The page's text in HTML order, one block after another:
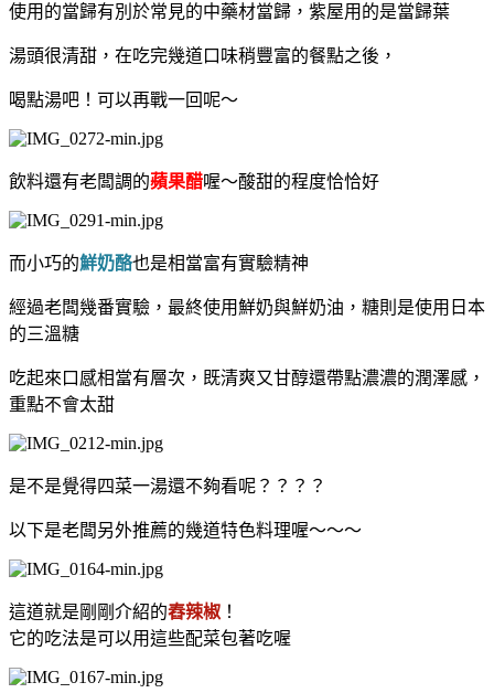
使用的當歸有別於常見的中藥材當歸，紫屋用的是當歸葉
湯頭很清甜，在吃完幾道口味稍豐富的餐點之後，
喝點湯吧！可以再戰一回呢～
飲料還有老闆調的蘋果醋喔～酸甜的程度恰恰好
而小巧的鮮奶酪也是相當富有實驗精神
經過老闆幾番實驗，最終使用鮮奶與鮮奶油，糖則是使用日本
的三溫糖
吃起來口感相當有層次，既清爽又甘醇還帶點濃濃的潤澤感，
重點不會太甜
是不是覺得四菜一湯還不夠看呢？？？？
以下是老闆另外推薦的幾道特色料理喔～～～
這道就是剛剛介紹的舂辣椒 ！
它的吃法是可以用這些配菜包著吃喔